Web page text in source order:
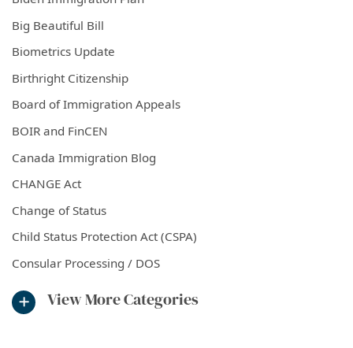
Big Beautiful Bill
Biometrics Update
Birthright Citizenship
Board of Immigration Appeals
BOIR and FinCEN
Canada Immigration Blog
CHANGE Act
Change of Status
Child Status Protection Act (CSPA)
Consular Processing / DOS
View More Categories